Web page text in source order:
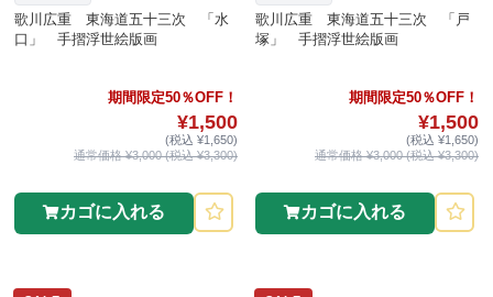
歌川広重 東海道五十三次 「水
口」 手摺浮世絵版画
期間限定50％OFF！
¥1,500
(税込 ¥1,650)
通常価格 ¥3,000 (税込 ¥3,300)
カゴに入れる
歌川広重 東海道五十三次 「戸
塚」 手摺浮世絵版画
期間限定50％OFF！
¥1,500
(税込 ¥1,650)
通常価格 ¥3,000 (税込 ¥3,300)
カゴに入れる